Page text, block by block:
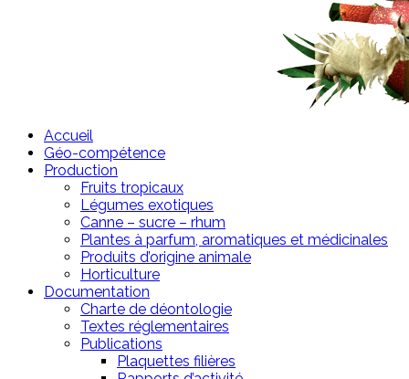
Accueil
Géo-compétence
Production
Fruits tropicaux
Légumes exotiques
Canne – sucre – rhum
Plantes à parfum, aromatiques et médicinales
Produits d’origine animale
Horticulture
Documentation
Charte de déontologie
Textes réglementaires
Publications
Plaquettes filières